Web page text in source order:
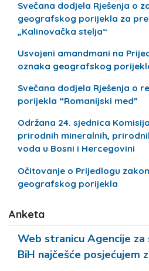
Svečana dodjela Rješenja o
geografskog porijekla za
„Kalinovačka stelja“
Usvojeni amandmani na
oznaka geografskog
Svečana dodjela Rješenja o
porijekla “Romanijski med”
Održana 24. sjednica
prirodnih mineralnih,
voda u Bosni i Hercegovini
Očitovanje o Prijedlogu
geografskog porijekla
Anketa
Web stranicu Agencije za
BiH najčešće posjećujem